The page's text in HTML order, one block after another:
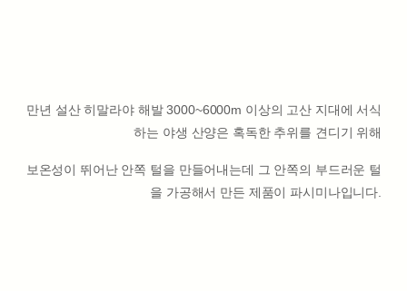
만년 설산 히말라야 해발 3000~6000m 이상의 고산 지대에 서식
하는 야생 산양은 혹독한 추위를 견디기 위해
보온성이 뛰어난 안쪽 털을 만들어내는데 그 안쪽의 부드러운 털
을 가공해서 만든 제품이 파시미나입니다.